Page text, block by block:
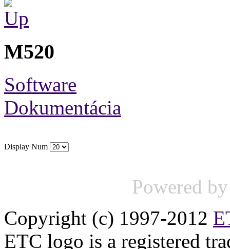
M520
Software
Dokumentácia
Display Num
Powered
Copyright (c) 1997-2012
ETC logo is a registered